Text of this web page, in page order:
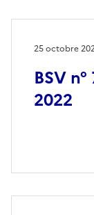
BSV
2022
25 octobre